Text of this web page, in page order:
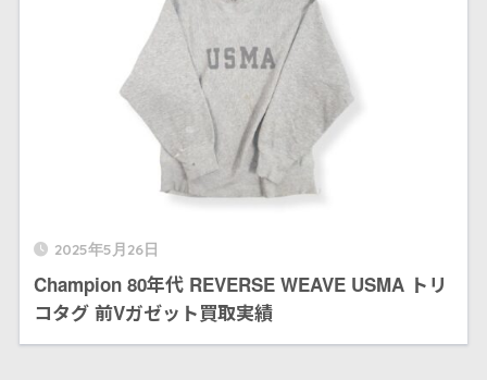
2025年5月26日
Champion 80年代 REVERSE WEAVE USMA トリ
コタグ 前Vガゼット買取実績